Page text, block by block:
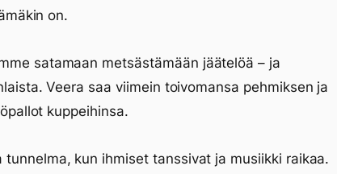
on.
satamaan metsästämään jäätelöä – ja
Veera saa viimein toivomansa pehmiksen ja
kuppeihinsa.
tunnelma, kun ihmiset tanssivat ja musiikki raikaa.